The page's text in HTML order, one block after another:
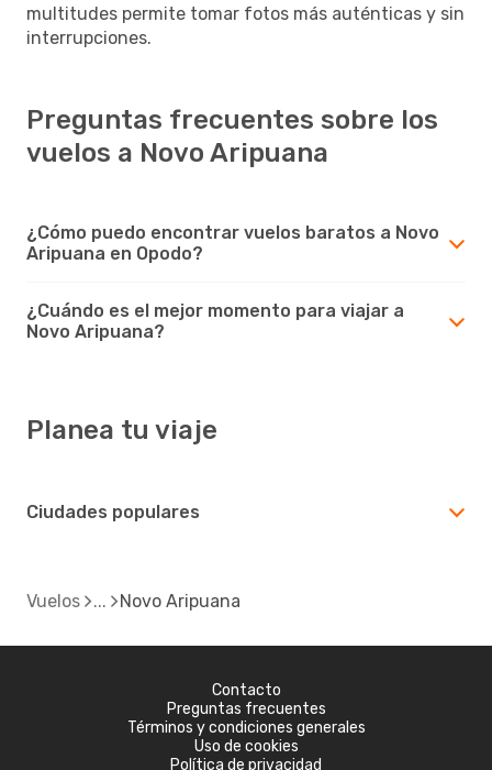
multitudes permite tomar fotos más auténticas y sin
interrupciones.
Preguntas frecuentes sobre los
vuelos a Novo Aripuana
¿Cómo puedo encontrar vuelos baratos a Novo
Aripuana en Opodo?
¿Cuándo es el mejor momento para viajar a
Novo Aripuana?
Planea tu viaje
Ciudades populares
Vuelos Novo Aripuana
Contacto
Preguntas frecuentes
Términos y condiciones generales
Uso de cookies
Política de privacidad